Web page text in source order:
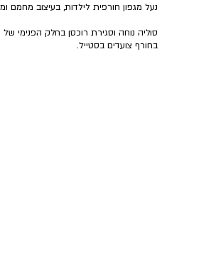
נעל מגפון חורפית לילדות, בעיצוב מחמם
סוליה נוחה וסגירת רוכסן בחלק הפנימי
בחורף צועדים בסטייל.